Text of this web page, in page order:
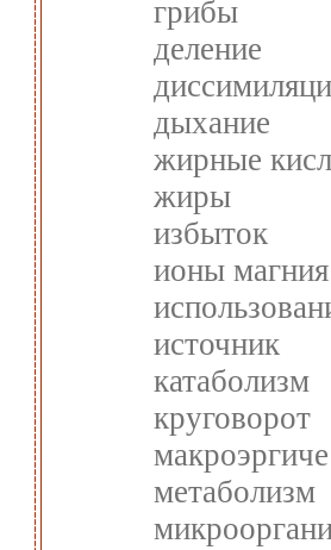
грибы
деление
дыхание
жирные
жиры
избыток
ионы магния
источник
катаболизм
круговорот
метаболизм